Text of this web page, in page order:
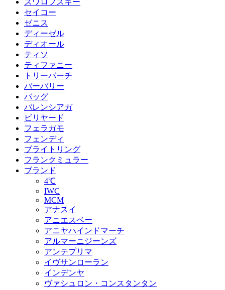
スワロフスキー
セイコー
ゼニス
ディーゼル
ディオール
ティソ
ティファニー
トリーバーチ
バーバリー
バッグ
バレンシアガ
ビリヤード
フェラガモ
フェンディ
ブライトリング
フランクミュラー
ブランド
4℃
IWC
MCM
アナスイ
アニエスベー
アニヤハインドマーチ
アルマーニジーンズ
アンテプリマ
イヴサンローラン
インデンヤ
ヴァシュロン・コンスタンタン